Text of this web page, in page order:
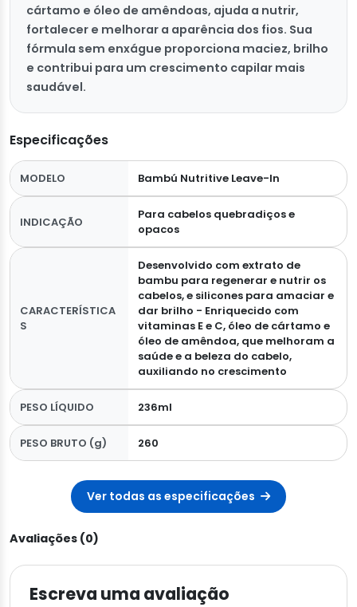
cártamo e óleo de amêndoas, ajuda a nutrir,
fortalecer e melhorar a aparência dos fios. Sua
fórmula sem enxágue proporciona maciez, brilho
e contribui para um crescimento capilar mais
saudável.
Especificações
MODELO Bambú Nutritive Leave-In
INDICAÇÃO
Para cabelos quebradiços e
opacos
CARACTERÍSTICA
S
Desenvolvido com extrato de
bambu para regenerar e nutrir os
cabelos, e silicones para amaciar e
dar brilho - Enriquecido com
vitaminas E e C, óleo de cártamo e
óleo de amêndoa, que melhoram a
saúde e a beleza do cabelo,
auxiliando no crescimento
PESO LÍQUIDO 236ml
PESO BRUTO (g) 260
Ver todas as especificações
Avaliações (0)
Escreva uma avaliação